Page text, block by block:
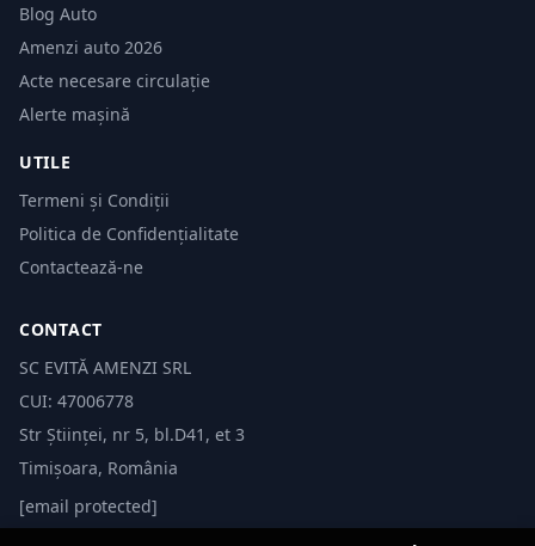
Blog Auto
Amenzi auto 2026
Acte necesare circulație
Alerte mașină
UTILE
Termeni și Condiții
Politica de Confidențialitate
Contactează-ne
CONTACT
SC EVITĂ AMENZI SRL
CUI: 47006778
Str Științei, nr 5, bl.D41, et 3
Timișoara, România
[email protected]